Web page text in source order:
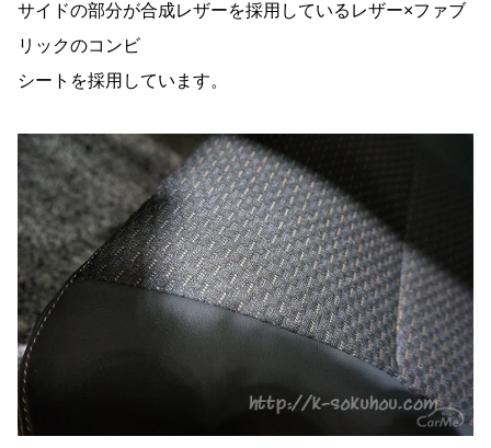
サイドの部分が合成レザーを採用しているレザー×ファブ
リックのコンビ
シートを採用しています。